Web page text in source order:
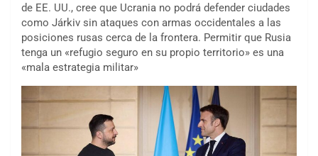
de EE. UU., cree que Ucrania no podrá defender ciudades
como Járkiv sin ataques con armas occidentales a las
posiciones rusas cerca de la frontera. Permitir que Rusia
tenga un «refugio seguro en su propio territorio» es una
«mala estrategia militar»